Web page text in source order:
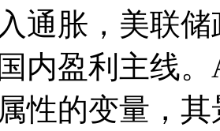
通胀，美联
内盈利主线
性的变量，